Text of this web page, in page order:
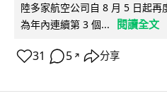
陸多家航空公司自 8 月 5 日起再
為年內連續第 3 個...
閱讀全文
31 5 ↗ 分享